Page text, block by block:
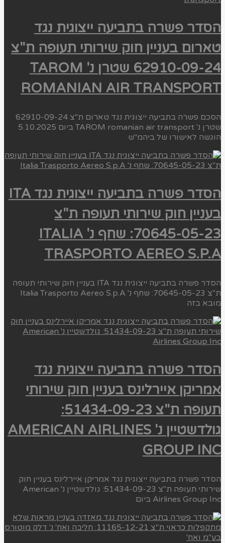
הסדר פשרה בתביעה ייצוגית נגד
טארום בעניין חוק שירותי תעופה ת"צ
62910-09-24 שטרן נ' TAROM
ROMANIAN AIR TRANSPORT
הסכם פשרה בתביעה ייצוגית נגד טארום ת"צ 62910-09-24
שטרן נ' TAROM romanian air transport ביום 5.10.2025
הוגשה לאישורו של ביהמ"ש
הסדר פשרה בתביעה ייצוגית נגד ITA
בעניין חוק שירותי תעופה ת"צ
70645-05-23: שחף נ' ITALIA
TRASPORTO AEREO S.P.A
הסדר פשרה בתביעה ייצוגית נגד ITA בעניין חוק שירותי תעופה
ת"צ 70645-05-23: שחף נ' Italia Trasporto Aereo S.p.A
מובא בזה
הסדר פשרה בתביעה ייצוגית נגד
אמריקן איירלינס בעניין חוק שירותי
תעופה ת"צ 51434-09-23:
גולדשטיין נ' AMERICAN AIRLINES
GROUP INC
הסדר פשרה בתביעה ייצוגית נגד אמריקן איירלינס בעניין חוק
שירותי תעופה ת"צ 51434-09-23: גולדשטיין נ' American
Airlines Group Inc ביום